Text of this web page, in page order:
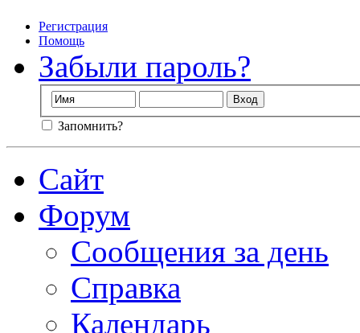
Регистрация
Помощь
Забыли пароль?
Запомнить?
Сайт
Форум
Сообщения за день
Справка
Календарь